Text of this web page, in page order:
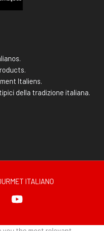
Italiens.
della tradizione italiana.
ITALIANO